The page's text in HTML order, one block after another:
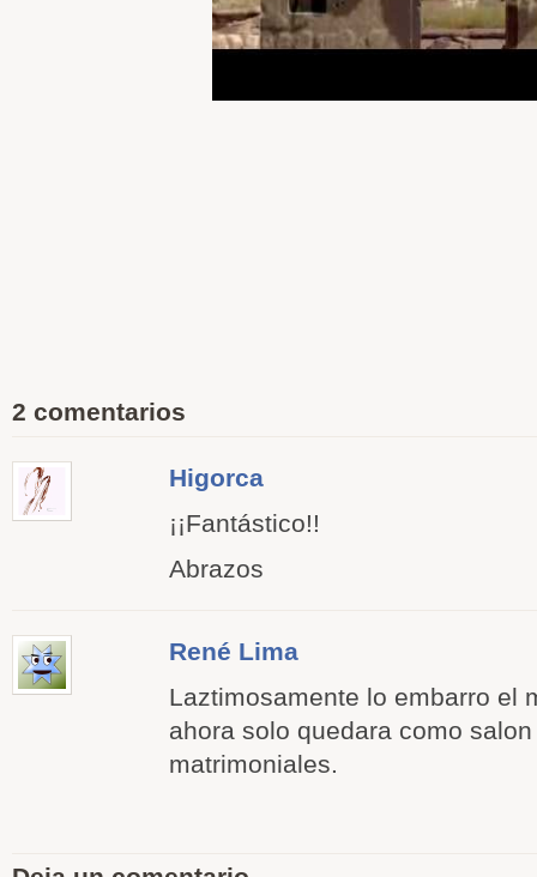
2 comentarios
Higorca
¡¡Fantástico!!
Abrazos
René Lima
Laztimosamente lo embarro el
ahora solo quedara como
matrimoniales.